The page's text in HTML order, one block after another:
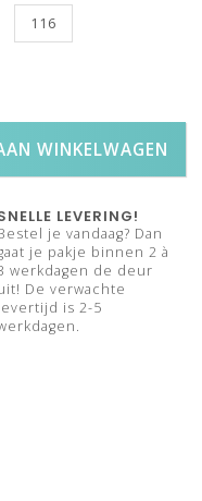
116
WINKELWAGEN
LEVERING!
je vandaag? Dan
je pakje binnen 2 à
werkdagen de deur
De verwachte
is 2-5